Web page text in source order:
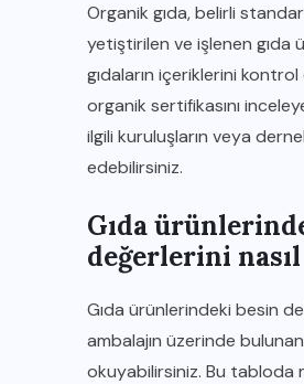
Organik gıda, belirli
yetiştirilen ve işlenen gıda
gıdaların içeriklerini
organik sertifikasını
ilgili kuruluşların veya
edebilirsiniz.
Gıda
değerlerini
Gıda ürünlerindeki besin
ambalajın üzerinde
okuyabilirsiniz. Bu tabloda